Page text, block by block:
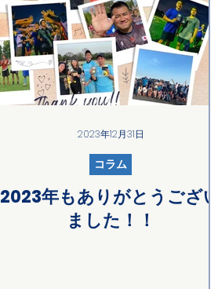
2023年もありがとうござい
ました！！
コラム
2023年12月31日